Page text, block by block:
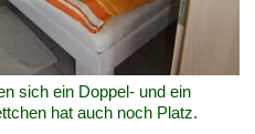
sich ein Doppel- und ein
hat auch noch Platz.